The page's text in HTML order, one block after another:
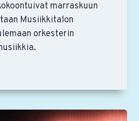
marraskuun
Musiikkitalon
orkesterin